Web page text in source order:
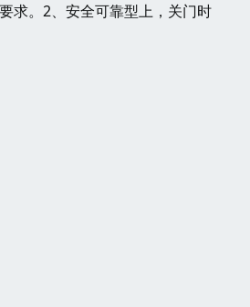
求。2、安全可靠型上，关门时